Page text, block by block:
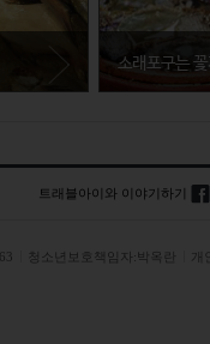
성인병과
특산물!
소래포구는
트래블아이와 이야기하기
청소년보호책임자:박옥란
개